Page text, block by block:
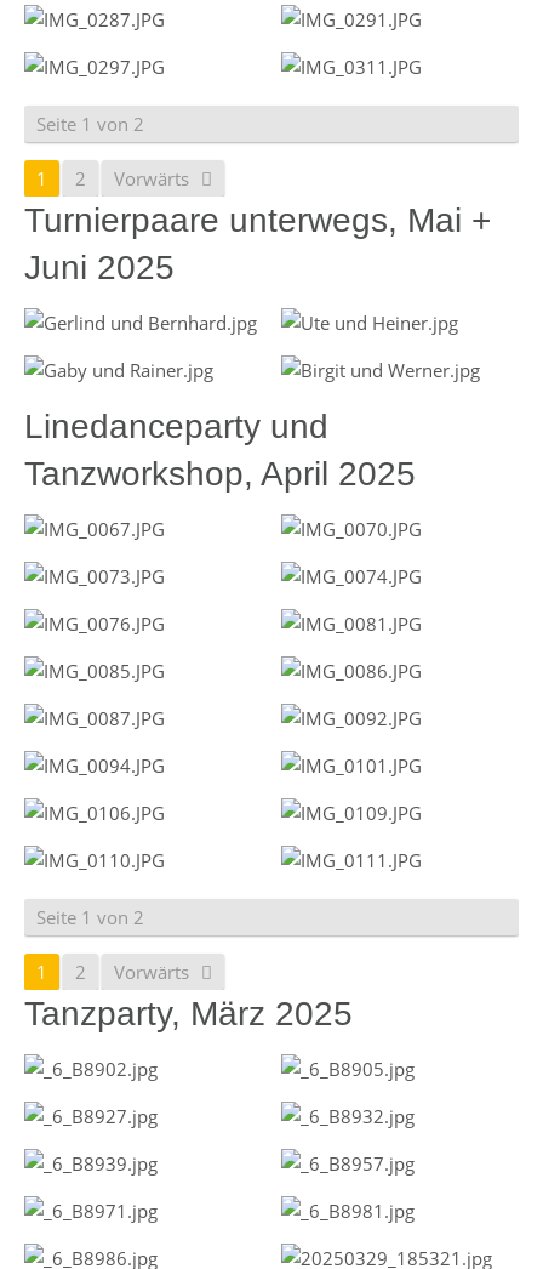
Seite 1 von 2
1 2 Vorwärts
Turnierpaare unterwegs, Mai +
Juni 2025
Linedanceparty und
Tanzworkshop, April 2025
Seite 1 von 2
1 2 Vorwärts
Tanzparty, März 2025